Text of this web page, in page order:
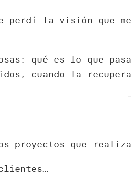
perdí la visión que
qué es lo que
cuando la
proyectos que